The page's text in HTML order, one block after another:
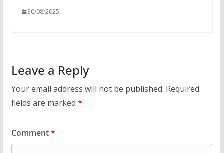
30/08/2025
Leave a Reply
Your email address will not be published. Required
fields are marked *
Comment*